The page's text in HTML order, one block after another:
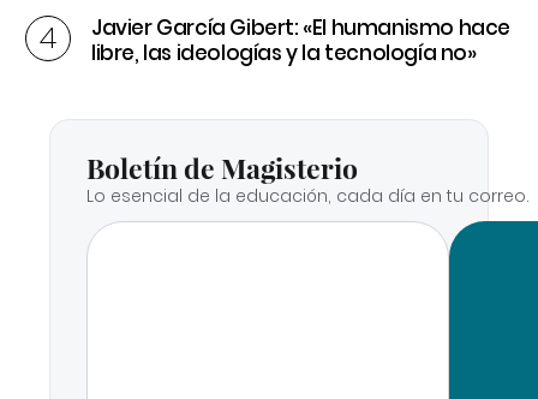
Javier García Gibert: «El humanismo hace
libre, las ideologías y la tecnología no»
Boletín de Magisterio
Lo esencial de la educación, cada día en tu correo.